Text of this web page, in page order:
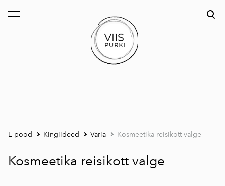
lisati ostukorvi. Vaata ostukorvi
E-pood Kingiideed Varia Kosmeetika reisikott valge
Kosmeetika reisikott valge